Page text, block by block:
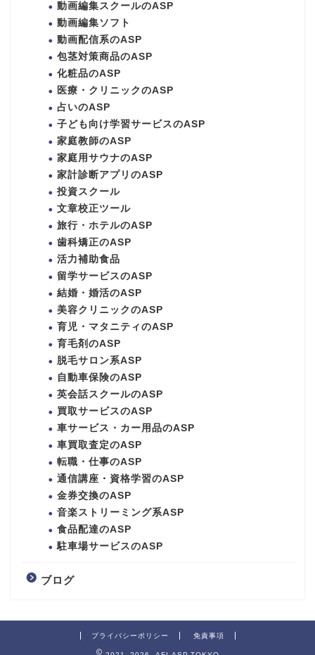
動画編集スクールのASP
動画編集ソフト
動画配信系のASP
包茎対策商品のASP
化粧品のASP
医療・クリニックのASP
占いのASP
子ども向け学習サービスのASP
家庭教師のASP
家庭用サウナのASP
家計診断アプリのASP
投資スクール
文章校正ツール
旅行・ホテルのASP
歯科矯正のASP
活力補助食品
留学サービスのASP
結婚・婚活のASP
美容クリニックのASP
育児・マタニティのASP
育毛剤のASP
脱毛サロン系ASP
自動車保険のASP
英会話スクールのASP
買取サービスのASP
車サービス・カー用品のASP
車買取査定のASP
転職・仕事のASP
通信講座・資格学習のASP
金券交換のASP
音楽ストリーミング系ASP
食品配達のASP
駐車場サービスのASP
ブログ
プライバシーポリシー 免責事項